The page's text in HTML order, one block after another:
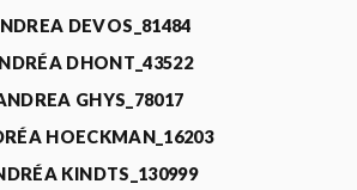
DEVOS_81484
DHONT_43522
GHYS_78017
HOECKMAN_16203
KINDTS_130999